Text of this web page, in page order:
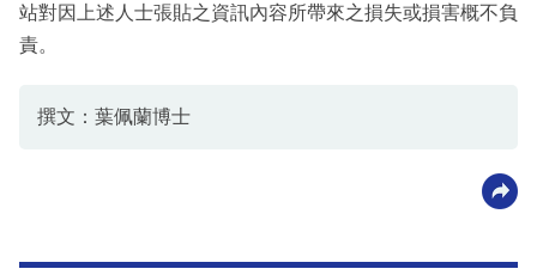
站對因上述人士張貼之資訊內容所帶來之損失或損害概不負
責。
撰文：葉佩蘭博士